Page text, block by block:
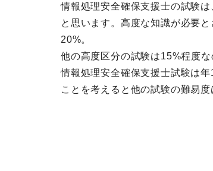
情報処理安全確保支援士の試験
と思います。高度な知識が必要
20%。
他の高度区分の試験は15%程度
情報処理安全確保支援士試験は
ことを考えると他の試験の難易